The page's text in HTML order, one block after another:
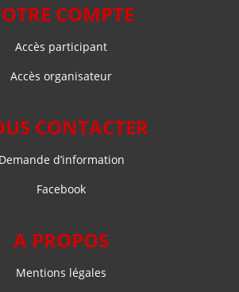
COMPTE
Accès participant
Accès organisateur
CONTACTER
Demande d’information
Facebook
A PROPOS
Mentions légales